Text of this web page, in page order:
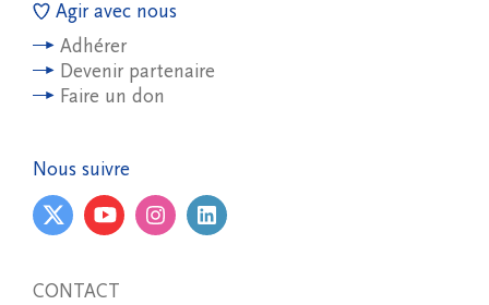
Agir avec nous
Adhérer
Devenir partenaire
Faire un don
Nous suivre
CONTACT